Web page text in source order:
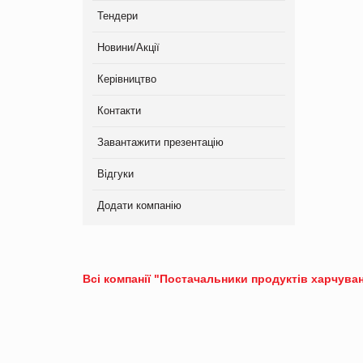
Тендери
Новини/Акції
Керівництво
Контакти
Завантажити презентацію
Відгуки
Додати компанію
Всі компанії "Постачальники продуктів